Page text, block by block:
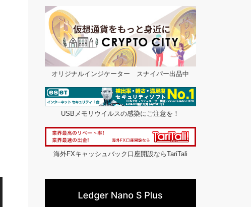
オリジナルインジケーター スナイパー出品中
USBメモリウイルスの感染にご注意を！
海外FXキャッシュバック口座開設ならTariTali